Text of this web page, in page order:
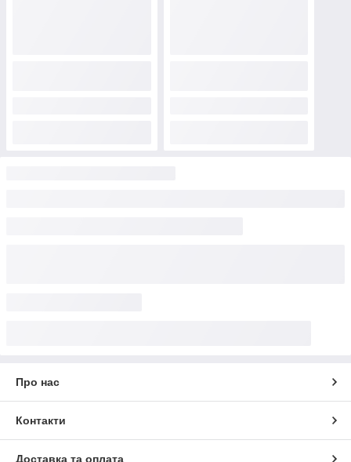
Про нас
Контакти
Доставка та оплата